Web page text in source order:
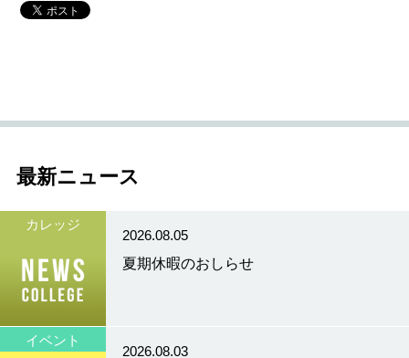
最新ニュース
カレッジ
2026.08.05
夏期休暇のおしらせ
イベント
2026.08.03